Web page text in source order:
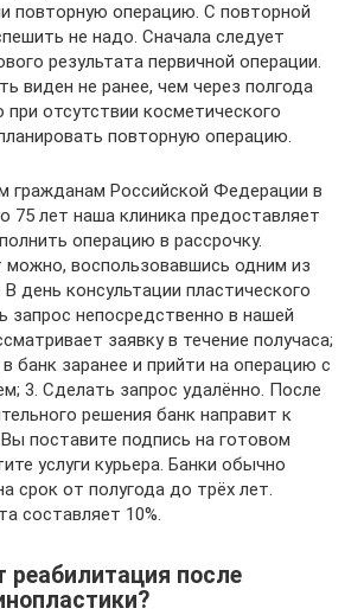
повторную операцию. С повторной
не надо. Сначала следует
результата первичной операции.
виден не ранее, чем через полгода
при отсутствии косметического
повторную операцию.
гражданам Российской Федерации в
75 лет наша клиника предоставляет
операцию в рассрочку.
можно, воспользовавшись одним из
день консультации пластического
запрос непосредственно в нашей
заявку в течение получаса;
банк заранее и прийти на операцию с
3. Сделать запрос удалённо. После
решения банк направит к
Вы поставите подпись на готовом
услуги курьера. Банки обычно
срок от полугода до трёх лет.
составляет 10%.
реабилитация после